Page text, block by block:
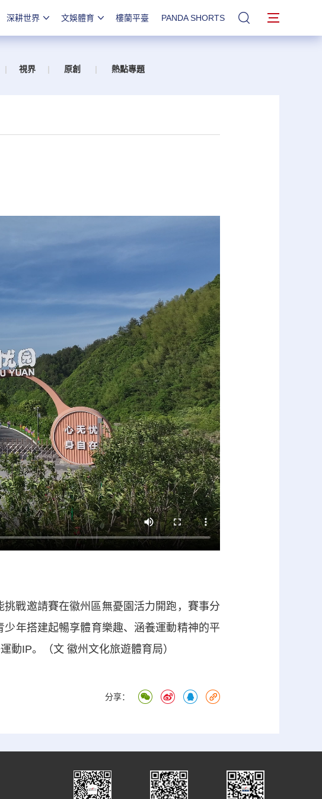
深耕世界 文娛體育 樓蘭平臺 PANDA SHORTS 站內搜索
| 視界 | 原創 | 熱點專題
戰邀請賽在徽州區無憂園活力開跑，賽事分
年搭建起暢享體育樂趣、涵養運動精神的平
動IP。（文 徽州文化旅遊體育局）
分享：